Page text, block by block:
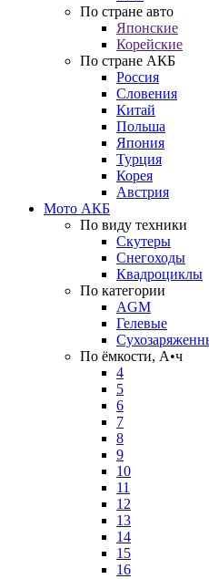
По стране авто
Японские
Корейские
По стране АКБ
Россия
Словения
Китай
Польша
Япония
Турция
Корея
Австрия
Мото АКБ
По виду техники
Скутеры
Снегоходы
Квадроциклы
По категории
AGM
Гелевые
По ёмкости, А•ч
4
5
6
7
8
9
10
11
12
13
14
15
16